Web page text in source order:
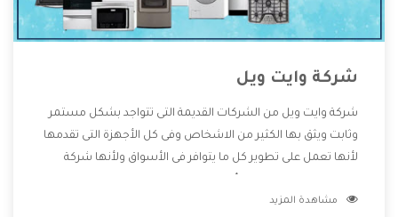
شركة وايت ويل
شركة وايت ويل من الشركات القديمة التى تتواجد بشكل مستمر
وثابت ويثق بها الكثير من الاشخاص وفى كل الأجهزة التى تقدمها
لأنها تعمل على تطوير كل ما يتوافر فى الأسواق ولأنها شركة
وتقدم للعملاء أقوى العروض والخصومات التى تسهل على
مشاهدة المزيد